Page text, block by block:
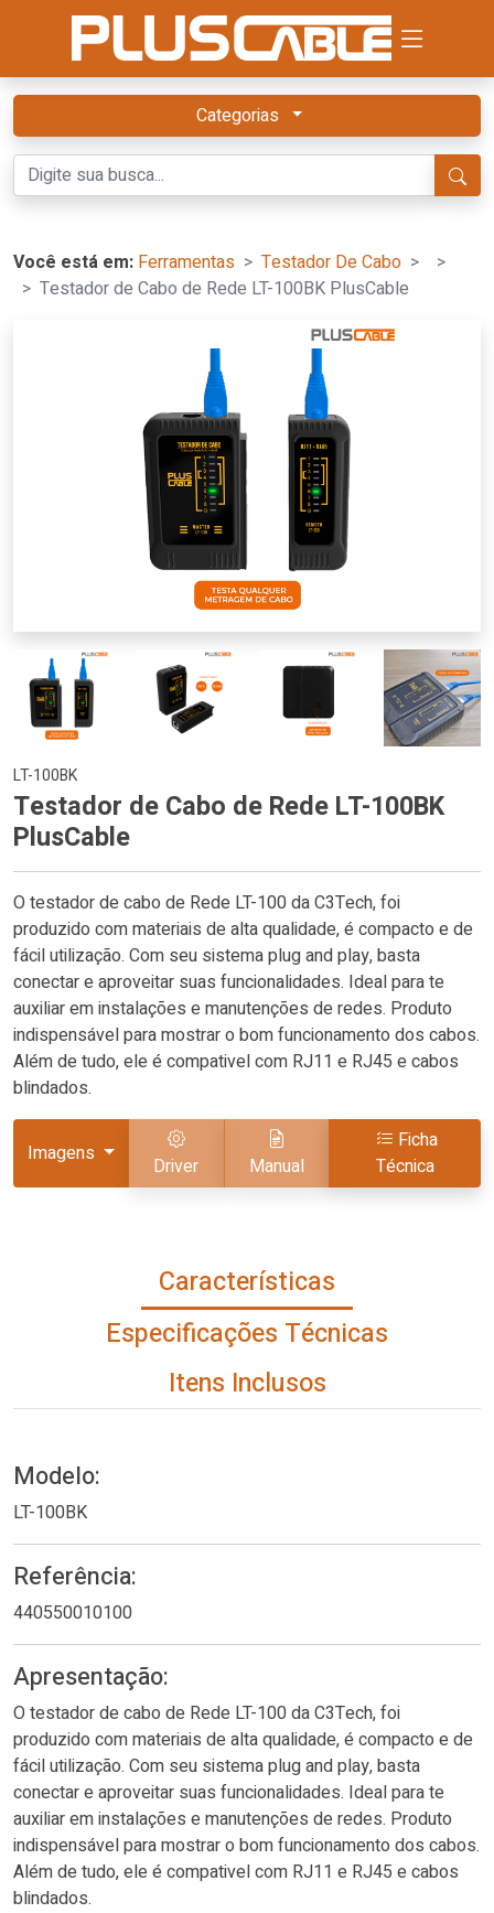
Categorias
Você está em: Ferramentas
Testador De Cabo
Testador de Cabo de Rede LT-100BK PlusCable
LT-100BK
Testador de Cabo de Rede LT-100BK
PlusCable
O testador de cabo de Rede LT-100 da C3Tech, foi
produzido com materiais de alta qualidade, é compacto e de
fácil utilização. Com seu sistema plug and play, basta
conectar e aproveitar suas funcionalidades. Ideal para te
auxiliar em instalações e manutenções de redes. Produto
indispensável para mostrar o bom funcionamento dos cabos.
Além de tudo, ele é compativel com RJ11 e RJ45 e cabos
blindados.
Imagens Driver Manual
Ficha
Técnica
Características
Especificações Técnicas
Itens Inclusos
Modelo:
LT-100BK
Referência:
440550010100
Apresentação:
O testador de cabo de Rede LT-100 da C3Tech, foi
produzido com materiais de alta qualidade, é compacto e de
fácil utilização. Com seu sistema plug and play, basta
conectar e aproveitar suas funcionalidades. Ideal para te
auxiliar em instalações e manutenções de redes. Produto
indispensável para mostrar o bom funcionamento dos cabos.
Além de tudo, ele é compativel com RJ11 e RJ45 e cabos
blindados.